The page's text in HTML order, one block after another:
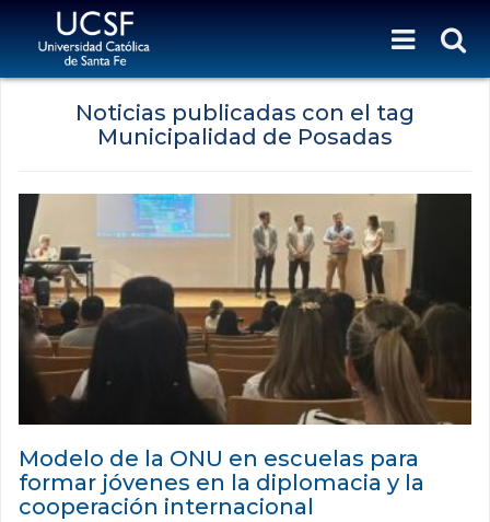
Noticias publicadas con el tag
Municipalidad de Posadas
Modelo de la ONU en escuelas para
formar jóvenes en la diplomacia y la
cooperación internacional